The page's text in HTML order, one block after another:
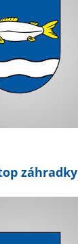
záhradky